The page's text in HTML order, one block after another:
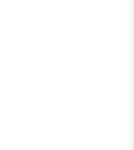
i din region fra lørdag